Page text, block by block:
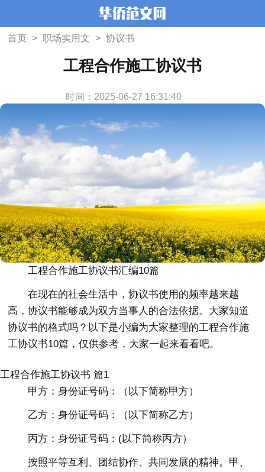
首页 > 职场实用文 > 协议书
工程合作施工协议书
时间：2025-06-27 16:31:40
工程合作施工协议书汇编10篇
在现在的社会生活中，协议书使用的频率越来越
高，协议书能够成为双方当事人的合法依据。大家知道
协议书的格式吗？以下是小编为大家整理的工程合作施
工协议书10篇，仅供参考，大家一起来看看吧。
工程合作施工协议书 篇1
甲方：身份证号码：（以下简称甲方）
乙方：身份证号码：（以下简称乙方）
丙方：身份证号码：(以下简称丙方）
按照平等互利、团结协作、共同发展的精神。甲、